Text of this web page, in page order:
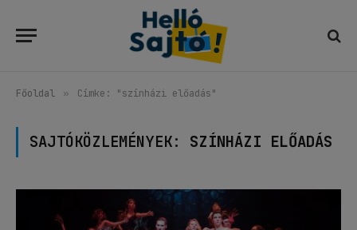
Főoldal » Címke: "színházi előadás"
SAJTÓKÖZLEMÉNYEK: SZÍNHÁZI ELŐADÁS